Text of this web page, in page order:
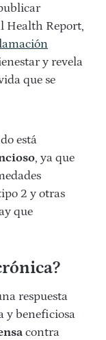
Health Report,
y revela
que se
está
, ya que
2 y otras
que
respuesta
y beneficiosa
contra